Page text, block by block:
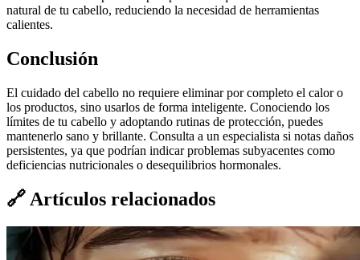
natural de tu cabello, reduciendo la necesidad de herramientas
calientes.
Conclusión
El cuidado del cabello no requiere eliminar por completo el calor o
los productos, sino usarlos de forma inteligente. Conociendo los
límites de tu cabello y adoptando rutinas de protección, puedes
mantenerlo sano y brillante. Consulta a un especialista si notas daños
persistentes, ya que podrían indicar problemas subyacentes como
deficiencias nutricionales o desequilibrios hormonales.
🔗 Artículos relacionados